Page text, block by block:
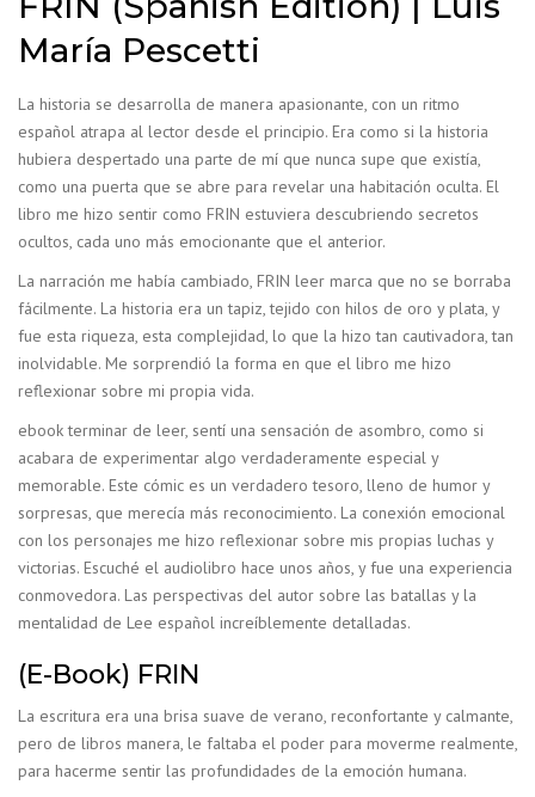
María Pescetti
La historia se desarrolla de manera apasionante, con un ritmo
español atrapa al lector desde el principio. Era como si la historia
hubiera despertado una parte de mí que nunca supe que existía,
como una puerta que se abre para revelar una habitación oculta. El
libro me hizo sentir como FRIN estuviera descubriendo secretos
ocultos, cada uno más emocionante que el anterior.
La narración me había cambiado, FRIN leer marca que no se borraba
fácilmente. La historia era un tapiz, tejido con hilos de oro y plata, y
fue esta riqueza, esta complejidad, lo que la hizo tan cautivadora, tan
inolvidable. Me sorprendió la forma en que el libro me hizo
reflexionar sobre mi propia vida.
ebook terminar de leer, sentí una sensación de asombro, como si
acabara de experimentar algo verdaderamente especial y
memorable. Este cómic es un verdadero tesoro, lleno de humor y
sorpresas, que merecía más reconocimiento. La conexión emocional
con los personajes me hizo reflexionar sobre mis propias luchas y
victorias. Escuché el audiolibro hace unos años, y fue una experiencia
conmovedora. Las perspectivas del autor sobre las batallas y la
mentalidad de Lee español increíblemente detalladas.
(E-Book) FRIN
La escritura era una brisa suave de verano, reconfortante y calmante,
pero de libros manera, le faltaba el poder para moverme realmente,
para hacerme sentir las profundidades de la emoción humana.